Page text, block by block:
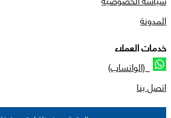
المدونة
خدمات العملاء
(الواتساب)
اتصل بنا